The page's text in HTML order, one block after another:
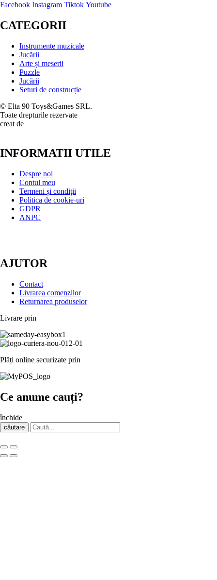
Facebook Instagram Tiktok Youtube
CATEGORII
Instrumente muzicale
Jucării
Arte și meserii
Puzzle
Jucării
Seturi de construcție
© Elta 90 Toys&Games SRL.
Toate drepturile rezervate
creat de
INFORMATII UTILE
Despre noi
Contul meu
Termeni și condiții
Politica de cookie-uri
GDPR
ANPC
AJUTOR
Contact
Livrarea comenzilor
Returnarea produselor
Livrare prin
Plăți online securizate prin
Ce anume cauți?
închide
căutare